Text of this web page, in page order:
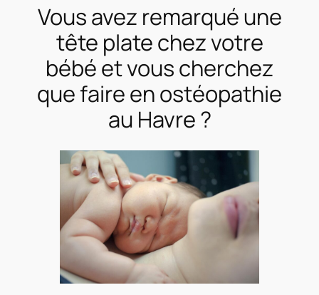
Vous avez remarqué une
tête plate chez votre
bébé et vous cherchez
que faire en ostéopathie
au Havre ?